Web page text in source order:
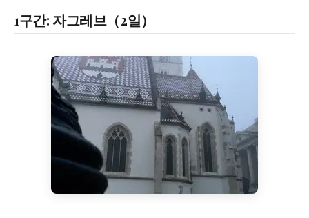
1구간: 자그레브（2일）